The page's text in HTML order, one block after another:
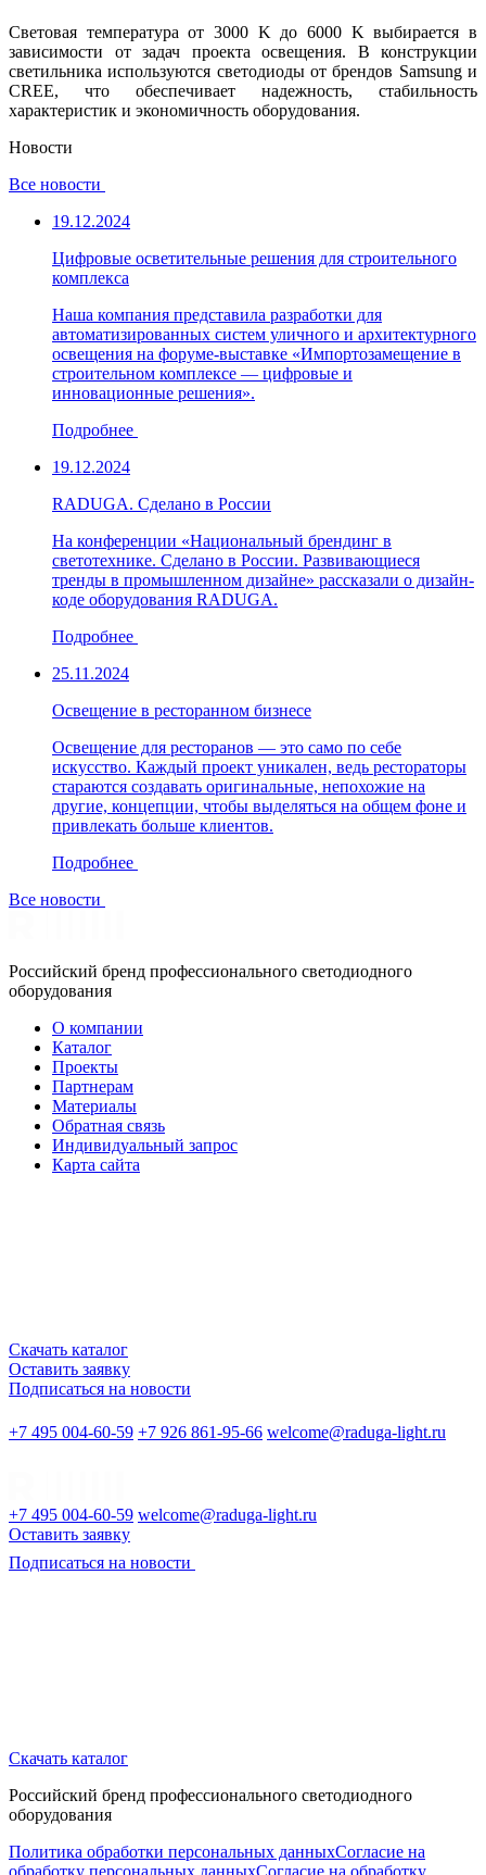
Световая температура от 3000 K до 6000 K выбирается в
зависимости от задач проекта освещения. В конструкции
светильника используются светодиоды от брендов Samsung и
CREE, что обеспечивает надежность, стабильность
характеристик и экономичность оборудования.
Новости
Все новости
19.12.2024
Цифровые осветительные решения для строительного
комплекса
Наша компания представила разработки для
автоматизированных систем уличного и архитектурного
освещения на форуме-выставке «Импортозамещение в
строительном комплексе — цифровые и
инновационные решения».
Подробнее
19.12.2024
RADUGA. Сделано в России
На конференции «Национальный брендинг в
светотехнике. Сделано в России. Развивающиеся
тренды в промышленном дизайне» рассказали о дизайн-
коде оборудования RADUGA.
Подробнее
25.11.2024
Освещение в ресторанном бизнесе
Освещение для ресторанов — это само по себе
искусство. Каждый проект уникален, ведь рестораторы
стараются создавать оригинальные, непохожие на
другие, концепции, чтобы выделяться на общем фоне и
привлекать больше клиентов.
Подробнее
Все новости
Российский бренд профессионального светодиодного
оборудования
О компании
Каталог
Проекты
Партнерам
Материалы
Обратная связь
Индивидуальный запрос
Карта сайта
Скачать каталог
Оставить заявку
Подписаться на новости
+7 495 004-60-59 +7 926 861-95-66 welcome@raduga-light.ru
+7 495 004-60-59 welcome@raduga-light.ru
Оставить заявку
Подписаться на новости
Скачать каталог
Российский бренд профессионального светодиодного
оборудования
Политика обработки персональных данныхСогласие на